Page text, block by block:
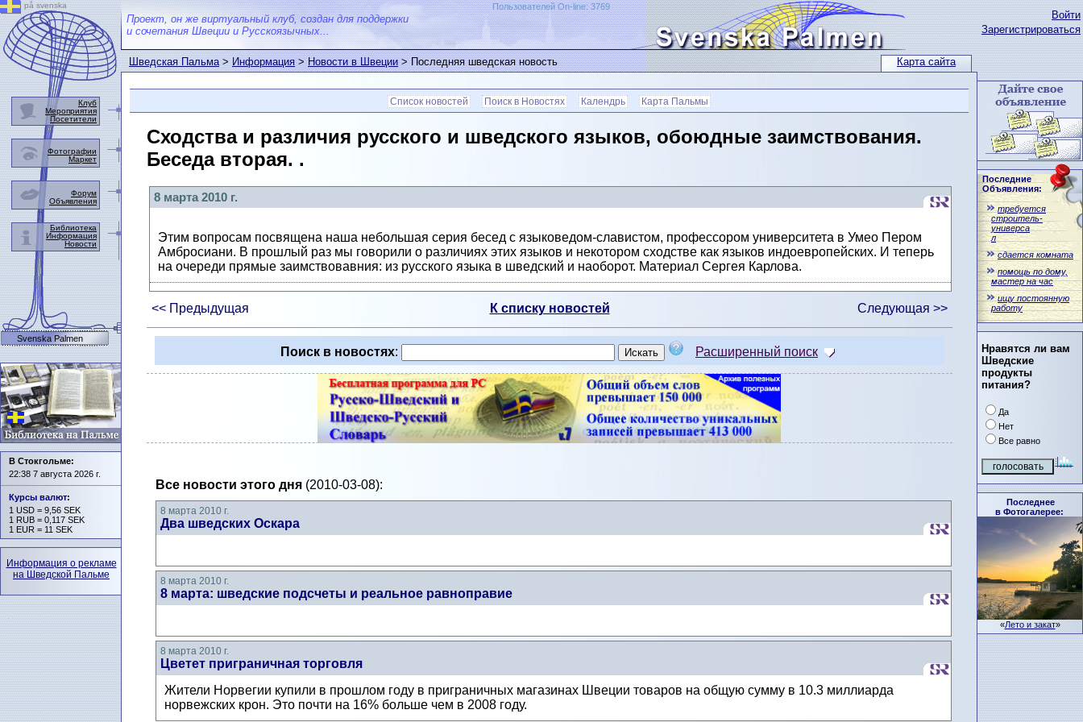
Карта сайта
Войти
Зарегистрироваться
Последние
Объявления:
требуется
строитель-
универса
л
сдается комната
помощь по дому,
мастер на час
ищу постоянную
работу
Нравятся ли вам
Шведские
продукты
питания?
Да
Нет
Все равно
Последнее
в Фотогалерее:
«Лето и закат»
Проект, он же виртуальный клуб, создан для поддержки
и сочетания Швеции и Русскоязычных...
Пользователей On-line: 3769
Шведская Пальма>Информация>Новости в Швеции> Последняя шведская новость
Список новостей Поиск в Новостях Календрь Карта Пальмы
Сходства и различия русского и шведского языков, обоюдные заимствования.
Беседа вторая. .
8 марта 2010 г.
Этим вопросам посвящена наша небольшая серия бесед с языковедом-славистом, профессором университета в Умео Пером
Амбросиани. В прошлый раз мы говорили о различиях этих языков и некотором сходстве как языков индоевропейских. И теперь
на очереди прямые заимствовавния: из русского языка в шведский и наоборот. Материал Сергея Карлова.
<< Предыдущая К списку новостей Следующая >>
Поиск в новостях: Расширенный поиск
Все новости этого дня(2010-03-08):
8 марта 2010 г.
Два шведских Оскара
8 марта 2010 г.
8 марта: шведские подсчеты и реальное равноправие
8 марта 2010 г.
Цветет приграничная торговля
Жители Норвегии купили в прошлом году в приграничных магазинах Швеции товаров на общую сумму в 10.3 миллиарда
норвежских крон. Это почти на 16% больше чем в 2008 году.
på svenska
Клуб
Мероприятия
Посетители
Фотографии
Маркет
Форум
Объявления
Библиотека
Информация
Новости
Svenska Palmen
В Стокгольме:
22:38 7 августа 2026 г.
Курсы валют:
1 USD = 9,56 SEK
1 RUB = 0,117 SEK
1 EUR = 11 SEK
Информация о рекламе
на Шведской Пальме